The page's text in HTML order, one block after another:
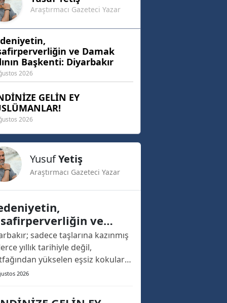
Araştırmacı Gazeteci Yazar
ve Damak
Başkenti: Diyarbakır
2026
GELİN EY
2026
YusufYetiş
Araştırmacı Gazeteci Yazar
ve
Tadının Başkenti:
sadece taşlarına kazınmış
yıllık tarihiyle değil,
yükselen eşsiz kokuları
nesile aktarılan
ve Türkiye’nin
2026